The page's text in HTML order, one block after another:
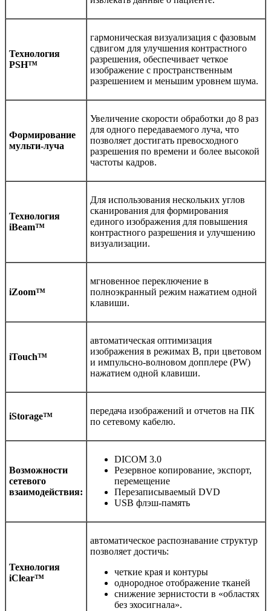
Технология
PSH™
гармоническая визуализация с фазовым
сдвигом для улучшения контрастного
разрешения, обеспечивает четкое
изображение с пространственным
разрешением и меньшим уровнем шума.
Формирование
мульти-луча
Увеличение скорости обработки до 8 раз
для одного передаваемого луча, что
позволяет достигать превосходного
разрешения по времени и более высокой
частоты кадров.
Технология
iBeam™
Для использования нескольких углов
сканирования для формирования
единого изображения для повышения
контрастного разрешения и улучшению
визуализации.
iZoom™
мгновенное переключение в
полноэкранный режим нажатием одной
клавиши.
iTouch™
автоматическая оптимизация
изображения в режимах В, при цветовом
и импульсно-волновом допплере (PW)
нажатием одной клавиши.
iStorage™
передача изображений и отчетов на ПК
по сетевому кабелю.
Возможности
сетевого
взаимодействия:
DICOM 3.0
Резервное копирование, экспорт,
перемещение
Перезаписываемый DVD
USB флэш-память
Технология
iClear™
автоматическое распознавание структур
позволяет достичь:
четкие края и контуры
однородное отображение тканей
снижение зернистости в «областях
без эхосигнала».